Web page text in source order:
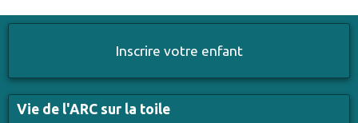
Inscrire votre enfant
Vie de l'ARC sur la toile